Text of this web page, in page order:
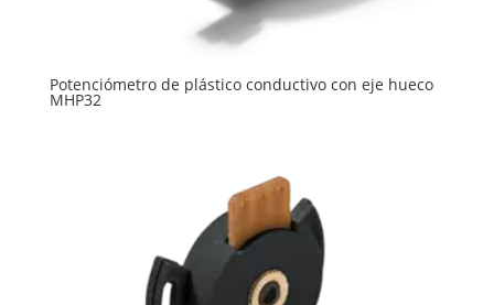
Potenciómetro de plástico conductivo con eje hueco
MHP32